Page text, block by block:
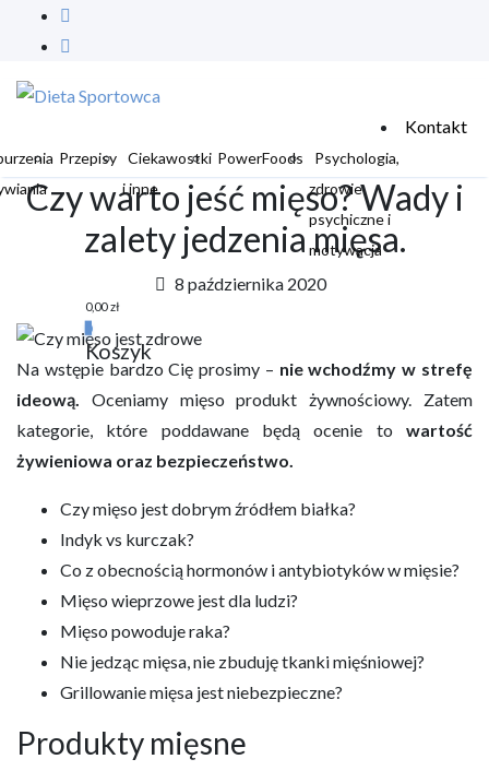
Przepisy Ciekawostki
i inne
PowerFoods
Psychologia,
zdrowie
psychiczne i
motywacja
Kontakt
0,00zł
Koszyk
Czy warto jeść mięso? Wady i
zalety jedzenia mięsa.
8 października 2020
Na wstępie bardzo Cię prosimy – nie wchodźmy w strefę
ideową. Oceniamy mięso produkt żywnościowy. Zatem
kategorie, które poddawane będą ocenie to wartość
żywieniowa oraz bezpieczeństwo.
Czy mięso jest dobrym źródłem białka?
Indyk vs kurczak?
Co z obecnością hormonów i antybiotyków w mięsie?
Mięso wieprzowe jest dla ludzi?
Mięso powoduje raka?
Nie jedząc mięsa, nie zbuduję tkanki mięśniowej?
Grillowanie mięsa jest niebezpieczne?
Produkty mięsne